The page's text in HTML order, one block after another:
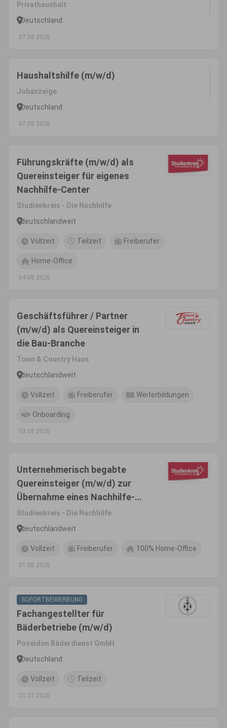
Privathaushalt
Deutschland
07.08.2026
Haushaltshilfe (m/w/d)
Jobanzeige
Deutschland
07.08.2026
Führungskräfte (m/w/d) als
Quereinsteiger für eigenes
Nachhilfe-Center
Studienkreis - Die Nachhilfe
deutschlandweit
Vollzeit Teilzeit Freiberufer
Home-Office
04.08.2026
Geschäftsführer / Partner
(m/w/d) als Quereinsteiger in
die Bau-Branche
Town & Country Haus
deutschlandweit
Vollzeit Freiberufer Weiterbildungen
Onboarding
03.08.2026
Unternehmerisch begabte
Quereinsteiger (m/w/d) zur
Übernahme eines Nachhilfe-
Instituts
Studienkreis - Die Nachhilfe
deutschlandweit
Vollzeit Freiberufer 100% Home-Office
01.08.2026
SOFORTBEWERBUNG
Fachangestellter für
Bäderbetriebe (m/w/d)
Poseidon Bäderdienst GmbH
Deutschland
Vollzeit Teilzeit
31.07.2026